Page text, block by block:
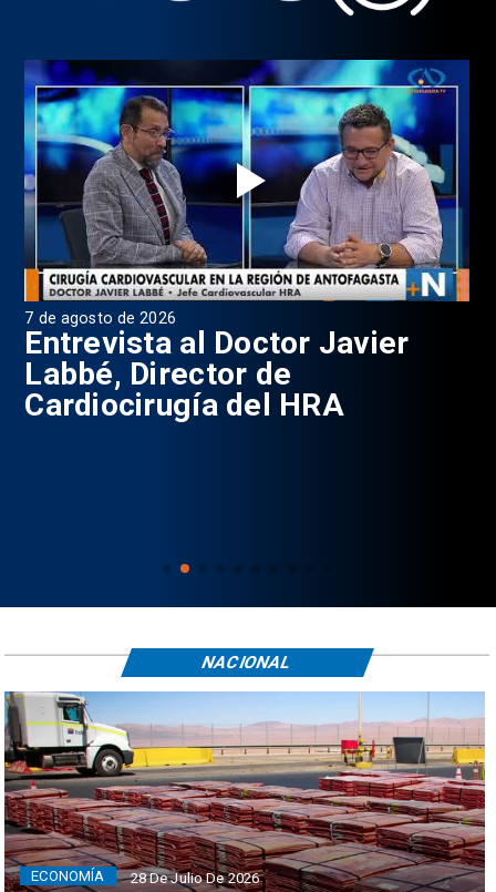
7 de agosto de 2026
Entrevista al Doctor Javier
Labbé, Director de
Cardiocirugía del HRA
ECONOMÍA 28 De Julio De 2026
NACIONAL